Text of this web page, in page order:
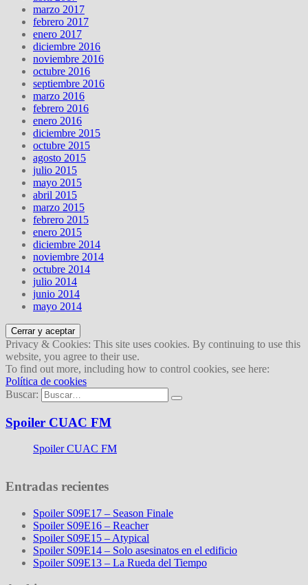
marzo 2017
febrero 2017
enero 2017
diciembre 2016
noviembre 2016
octubre 2016
septiembre 2016
marzo 2016
febrero 2016
enero 2016
diciembre 2015
octubre 2015
agosto 2015
julio 2015
mayo 2015
abril 2015
marzo 2015
febrero 2015
enero 2015
diciembre 2014
noviembre 2014
octubre 2014
julio 2014
junio 2014
mayo 2014
Privacy & Cookies: This site uses cookies. By continuing to use this
website, you agree to their use.
To find out more, including how to control cookies, see here:
Política de cookies
Buscar:
Spoiler CUAC FM
Spoiler CUAC FM
Entradas recientes
Spoiler S09E17 – Season Finale
Spoiler S09E16 – Reacher
Spoiler S09E15 – Atypical
Spoiler S09E14 – Solo asesinatos en el edificio
Spoiler S09E13 – La Rueda del Tiempo